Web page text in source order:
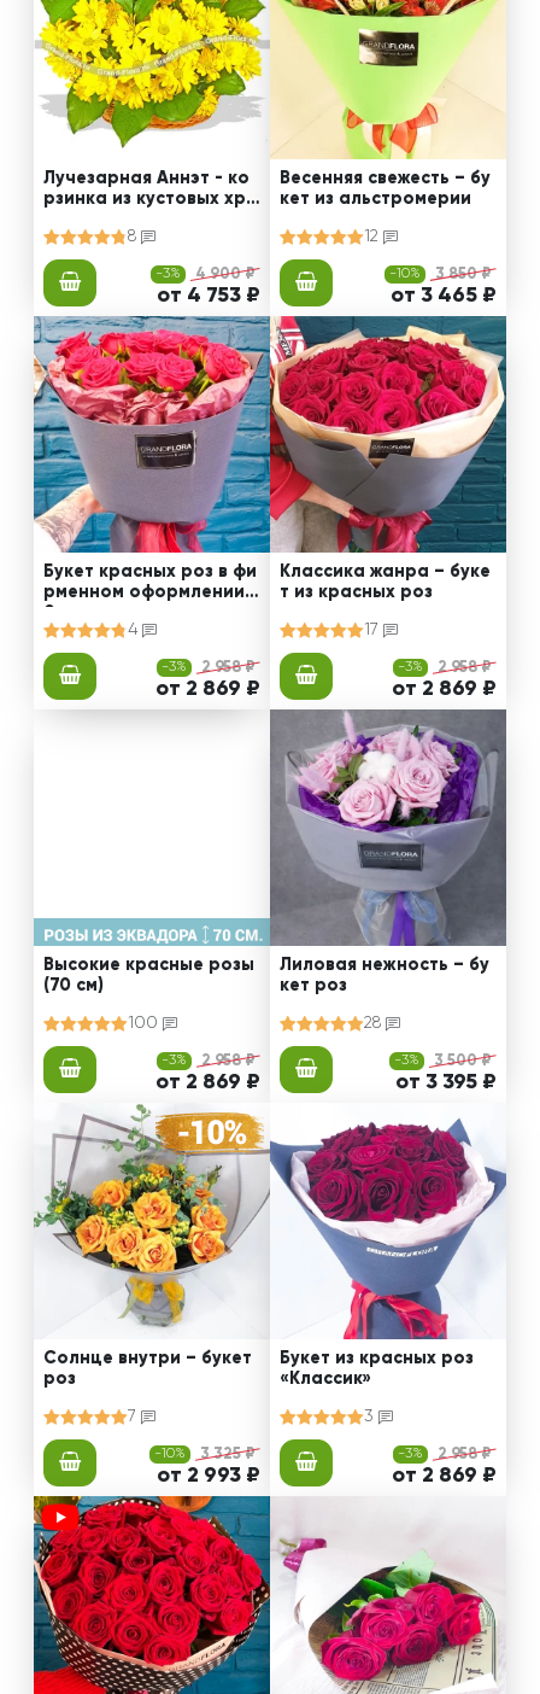
Лучезарная Аннэт - ко
рзинка из кустовых хри
8
-3% 4 900 ₽
от 4 753 ₽
Весенняя свежесть – бу
кет из альстромерии
12
-10% 3 850 ₽
от 3 465 ₽
Букет красных роз в фи
рменном оформлении 5
4
-3% 2 958 ₽
от 2 869 ₽
Классика жанра – буке
т из красных роз
17
-3% 2 958 ₽
от 2 869 ₽
Высокие красные розы
(70 см)
100
-3% 2 958 ₽
от 2 869 ₽
Лиловая нежность – бу
кет роз
28
-3% 3 500 ₽
от 3 395 ₽
Солнце внутри – букет
роз
7
-10% 3 325 ₽
от 2 993 ₽
Букет из красных роз
«Классик»
3
-3% 2 958 ₽
от 2 869 ₽